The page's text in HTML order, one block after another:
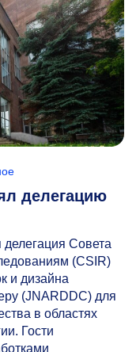
делегацию
Совета
(CSIR)
и дизайна
(JNARDDC) для
в областях
Гости